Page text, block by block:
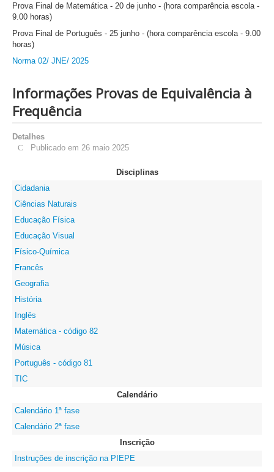
Prova Final de Matemática - 20 de junho - (hora comparência escola -
9.00 horas)
Prova Final de Português - 25 junho - (hora comparência escola - 9.00
horas)
Norma 02/ JNE/ 2025
Informações Provas de Equivalência à
Frequência
Detalhes
Publicado em 26 maio 2025
Disciplinas
Cidadania
Ciências Naturais
Educação Física
Educação Visual
Físico-Química
Francês
Geografia
História
Inglês
Matemática - código 82
Música
Português - código 81
TIC
Calendário
Calendário 1ª fase
Calendário 2ª fase
Inscrição
Instruções de inscrição na PIEPE